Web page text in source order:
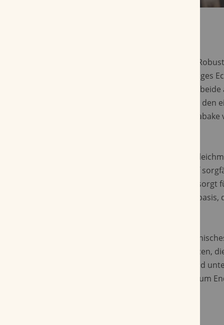
Die Oliva Serie V Melanio Edicion Año 2025
12,7 cm bei einem Ringmaß von 54. Ihr seidiges
Deckblatt umhüllt Umblatt und Einlage, die beide
nicaraguanischem Tabak bestehen und aus den
Plantagen stammen. Diese hochwertigen
Visuell präsentiert sich der Stick mit einer
Oberfläche und einem satten Glanz, der auf
schließen lässt. Das Robusto Extra-Format sorgt
Volumen und eine gut strukturierte Aromabasis,
Beim Rauchverlauf entfaltet sich ein
von würzigen, nussigen und holzigen Nuancen,
Dauer präsent bleiben. Der Zug ist stabil und
gleichmäßige Entwicklung der Aromen bis zum